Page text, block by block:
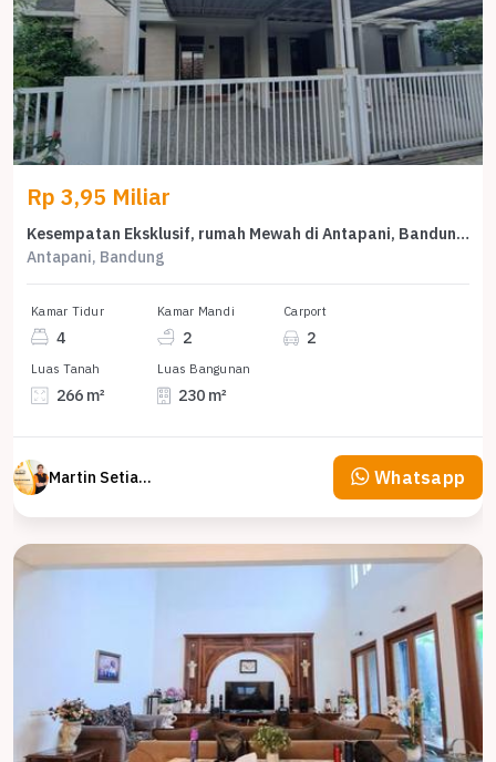
Rp 3,95 Miliar
Kesempatan Eksklusif, rumah Mewah di Antapani, Bandung, LB 230m²
Antapani, Bandung
Kamar Tidur
4
Kamar Mandi
2
Carport
2
Luas Tanah
266 m²
Luas Bangunan
230 m²
Martin Setiawan Tjandra Whatsapp